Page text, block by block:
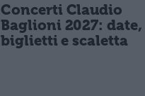
Concerti Claudio
Baglioni 2027: date,
biglietti e scaletta